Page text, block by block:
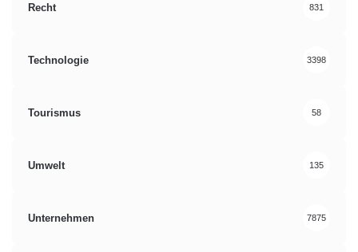
Recht 831
Technologie 3398
Tourismus 58
Umwelt 135
Unternehmen 7875